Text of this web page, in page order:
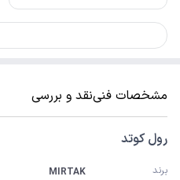
مشخصات فنینقد و بررسی
رول کوتد
برند MIRTAK